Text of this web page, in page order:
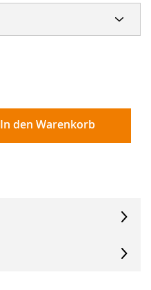
In den Warenkorb